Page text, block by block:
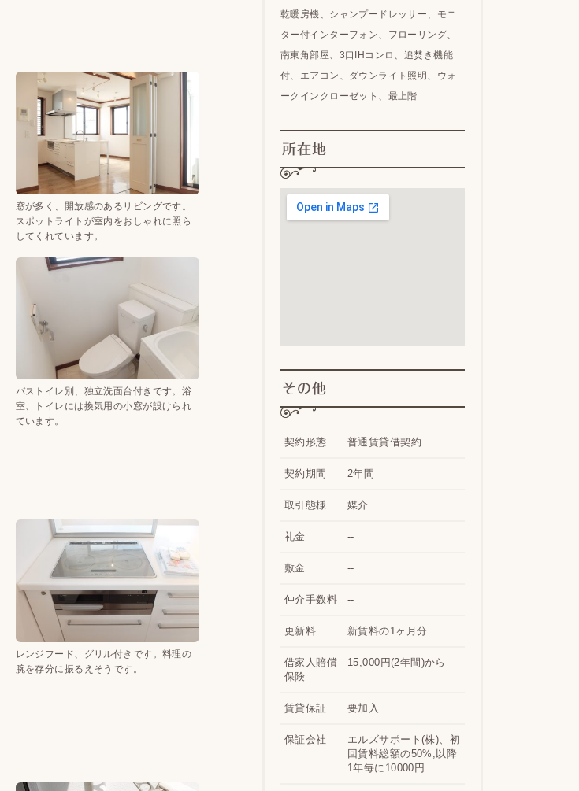
窓が多く、開放感のあるリビングです。
スポットライトが室内をおしゃれに照ら
してくれています。
バストイレ別、独立洗面台付きです。浴
室、トイレには換気用の小窓が設けられ
ています。
レンジフード、グリル付きです。料理の
腕を存分に振るえそうです。
乾暖房機、シャンプードレッサー、モニ
ター付インターフォン、フローリング、
南東角部屋、3口IHコンロ、追焚き機能
付、エアコン、ダウンライト照明、ウォ
ークインクローゼット、最上階
所在地
その他
契約形態 普通賃貸借契約
契約期間 2年間
取引態様 媒介
礼金 --
敷金 --
仲介手数料 --
更新料 新賃料の1ヶ月分
借家人賠償
保険
15,000円(2年間)から
賃貸保証 要加入
保証会社
エルズサポート(株)、初
回賃料総額の50%,以降
1年毎に10000円